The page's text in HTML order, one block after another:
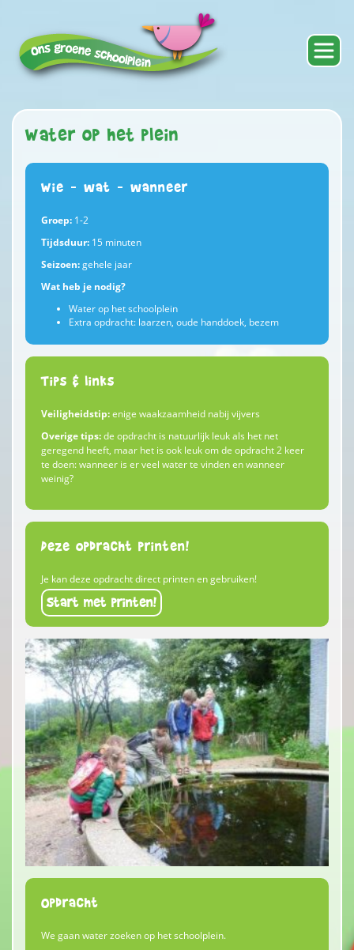
Water op het plein
Wie – wat – wanneer
Groep: 1-2
Tijdsduur: 15 minuten
Seizoen:gehele jaar
Wat heb je nodig?
Water op het schoolplein
Extra opdracht: laarzen, oude handdoek, bezem
Tips & links
Veiligheidstip:enige waakzaamheid nabij vijvers
Overige tips:de opdracht is natuurlijk leuk als het net
geregend heeft, maar het is ook leuk om de opdracht 2 keer
te doen: wanneer is er veel water te vinden en wanneer
weinig?
Deze opdracht printen!
Je kan deze opdracht direct printen en gebruiken!
Start met printen!
Opdracht
We gaan water zoeken op het schoolplein.